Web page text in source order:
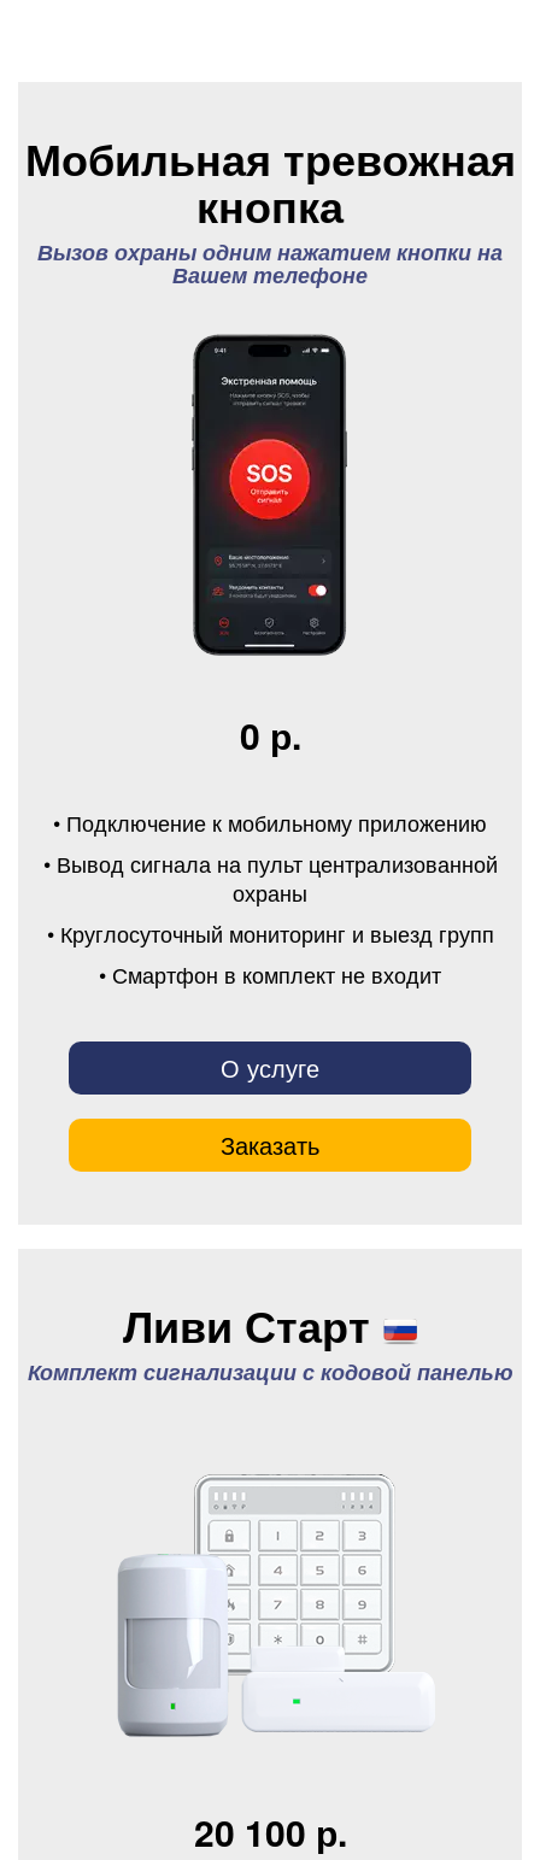
Мобильная тревожная
кнопка
Вызов охраны одним нажатием кнопки на
Вашем телефоне
0 р.
• Подключение к мобильному приложению
• Вывод сигнала на пульт централизованной
охраны
• Круглосуточный мониторинг и выезд групп
• Смартфон в комплект не входит
О услуге
Заказать
Ливи Старт
Комплект сигнализации с кодовой панелью
20 100 р.